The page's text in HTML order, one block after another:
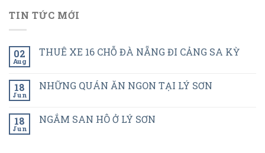
TIN TỨC MỚI
02
Aug
THUÊ XE 16 CHỖ ĐÀ NẴNG ĐI CẢNG SA KỲ
18
Jun
NHỮNG QUÁN ĂN NGON TẠI LÝ SƠN
18
Jun
NGẮM SAN HÔ Ở LÝ SƠN